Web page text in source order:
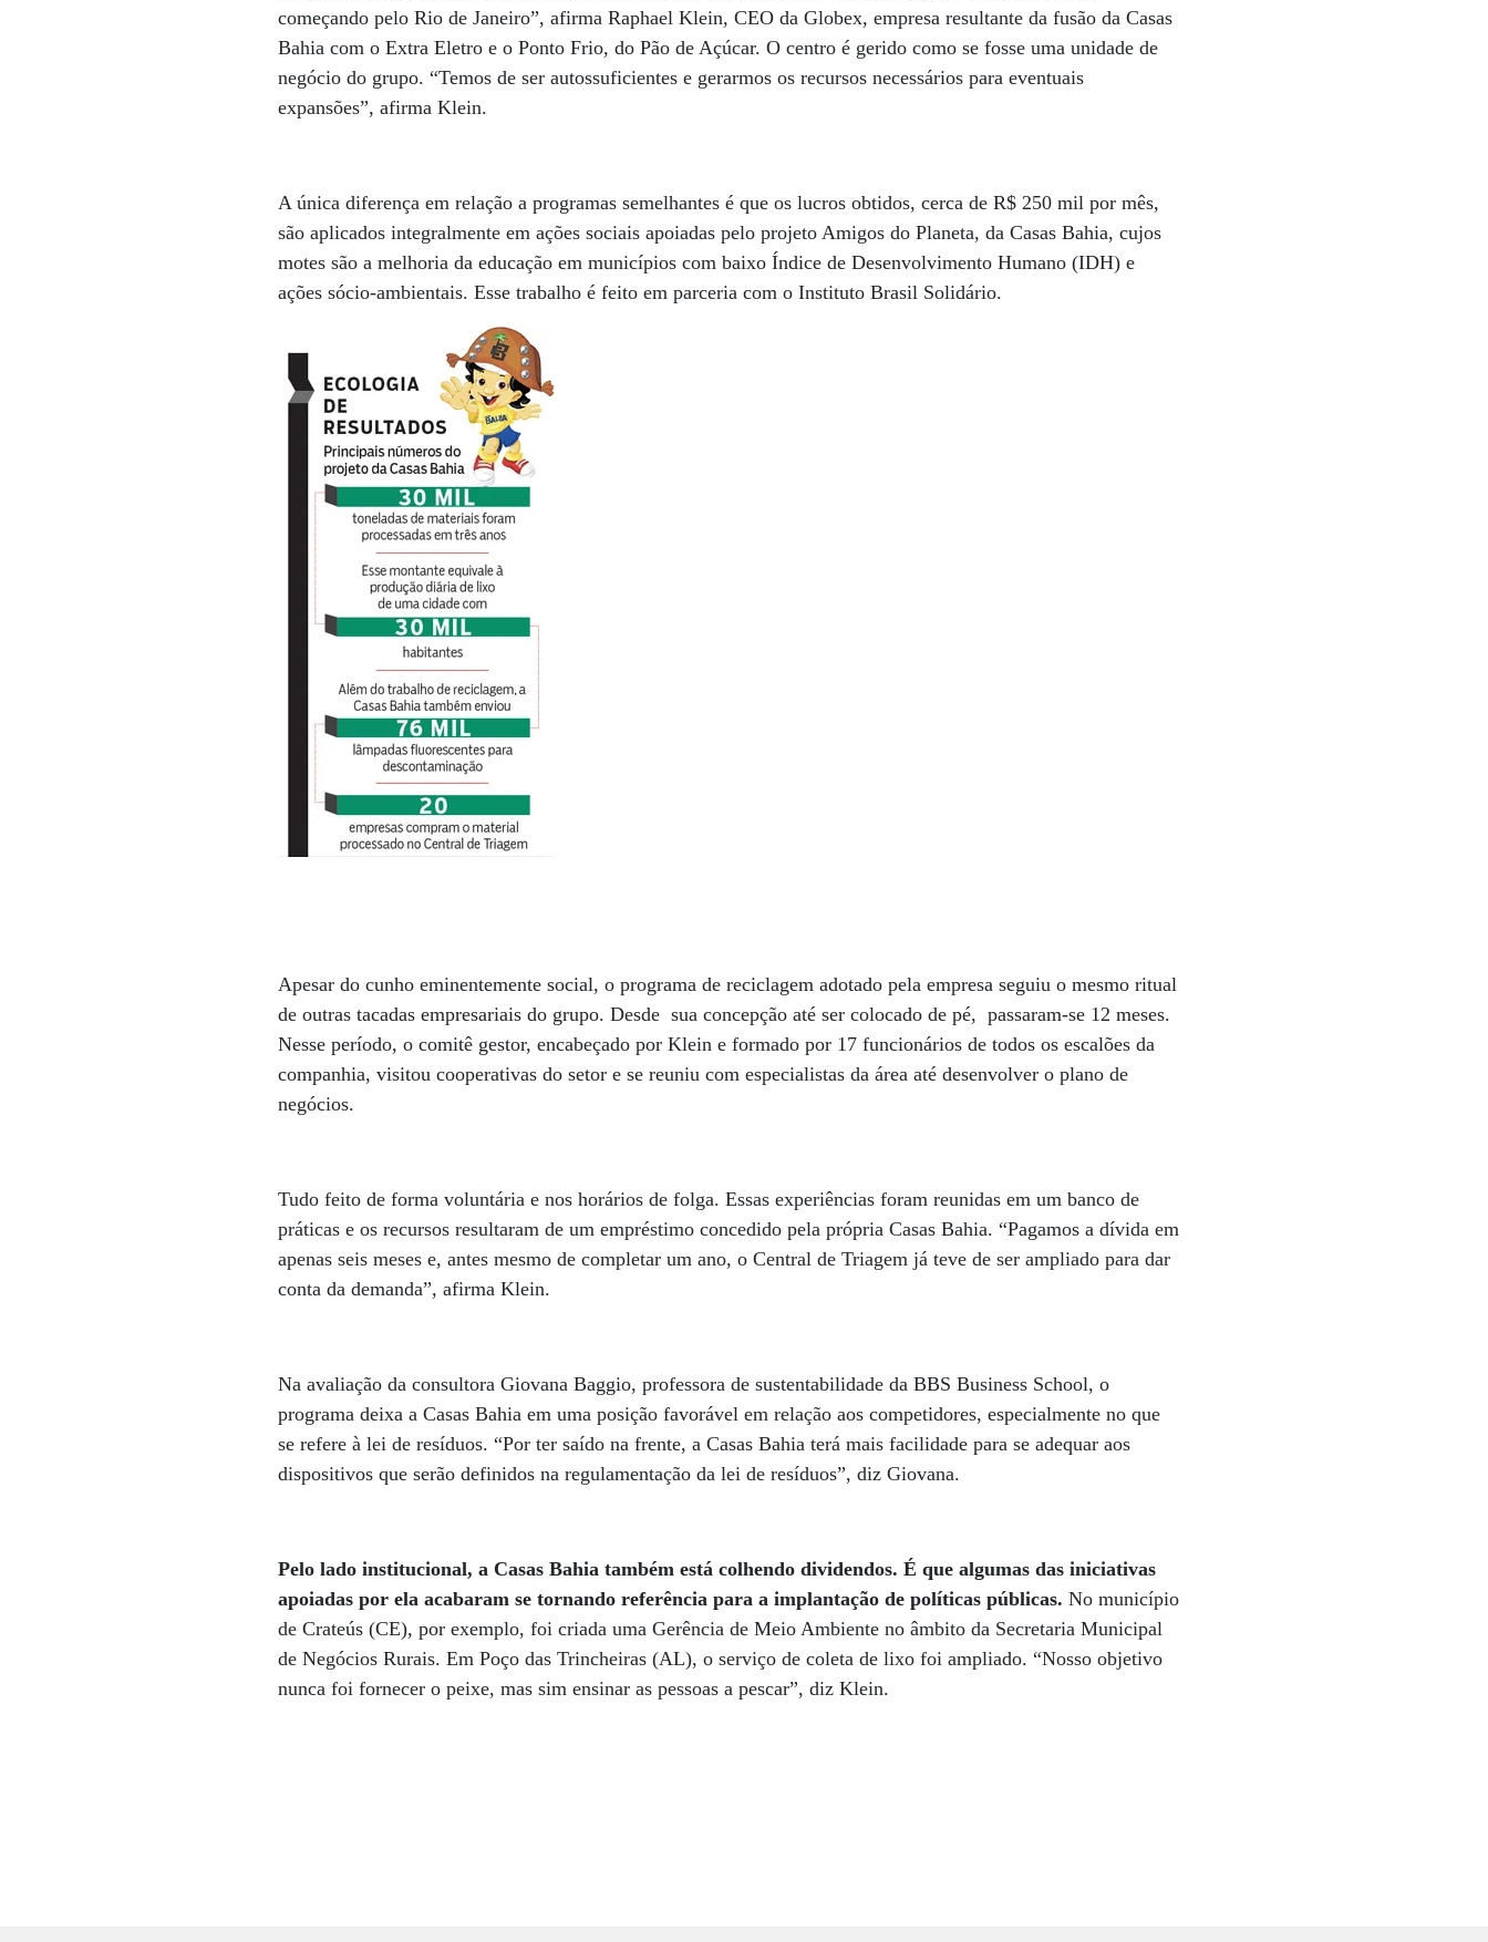
começando pelo Rio de Janeiro”, afirma Raphael Klein, CEO da Globex, empresa resultante da fusão da Casas
Bahia com o Extra Eletro e o Ponto Frio, do Pão de Açúcar. O centro é gerido como se fosse uma unidade de
negócio do grupo. “Temos de ser autossuficientes e gerarmos os recursos necessários para eventuais
expansões”, afirma Klein.
A única diferença em relação a programas semelhantes é que os lucros obtidos, cerca de R$ 250 mil por mês,
são aplicados integralmente em ações sociais apoiadas pelo projeto Amigos do Planeta, da Casas Bahia, cujos
motes são a melhoria da educação em municípios com baixo Índice de Desenvolvimento Humano (IDH) e
ações sócio-ambientais. Esse trabalho é feito em parceria com o Instituto Brasil Solidário.
Apesar do cunho eminentemente social, o programa de reciclagem adotado pela empresa seguiu o mesmo ritual
de outras tacadas empresariais do grupo. Desde sua concepção até ser colocado de pé, passaram-se 12 meses.
Nesse período, o comitê gestor, encabeçado por Klein e formado por 17 funcionários de todos os escalões da
companhia, visitou cooperativas do setor e se reuniu com especialistas da área até desenvolver o plano de
negócios.
Tudo feito de forma voluntária e nos horários de folga. Essas experiências foram reunidas em um banco de
práticas e os recursos resultaram de um empréstimo concedido pela própria Casas Bahia. “Pagamos a dívida em
apenas seis meses e, antes mesmo de completar um ano, o Central de Triagem já teve de ser ampliado para dar
conta da demanda”, afirma Klein.
Na avaliação da consultora Giovana Baggio, professora de sustentabilidade da BBS Business School, o
programa deixa a Casas Bahia em uma posição favorável em relação aos competidores, especialmente no que
se refere à lei de resíduos. “Por ter saído na frente, a Casas Bahia terá mais facilidade para se adequar aos
dispositivos que serão definidos na regulamentação da lei de resíduos”, diz Giovana.
Pelo lado institucional, a Casas Bahia também está colhendo dividendos. É que algumas das iniciativas
apoiadas por ela acabaram se tornando referência para a implantação de políticas públicas. No município
de Crateús (CE), por exemplo, foi criada uma Gerência de Meio Ambiente no âmbito da Secretaria Municipal
de Negócios Rurais. Em Poço das Trincheiras (AL), o serviço de coleta de lixo foi ampliado. “Nosso objetivo
nunca foi fornecer o peixe, mas sim ensinar as pessoas a pescar”, diz Klein.